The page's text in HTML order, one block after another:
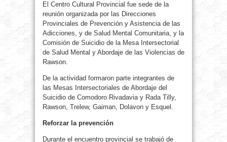
El Centro Cultural Provincial fue sede de la
reunión organizada por las Direcciones
Provinciales de Prevención y Asistencia de las
Adicciones, y de Salud Mental Comunitaria, y la
Comisión de Suicidio de la Mesa Intersectorial
de Salud Mental y Abordaje de las Violencias de
Rawson.
De la actividad formaron parte integrantes de
las Mesas Intersectoriales de Abordaje del
Suicidio de Comodoro Rivadavia y Rada Tilly,
Rawson, Trelew, Gaiman, Dolavon y Esquel.
Reforzar la prevención
Durante el encuentro provincial se trabajó de